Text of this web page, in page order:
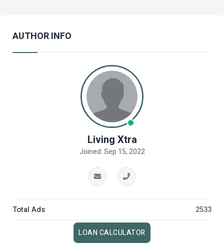
AUTHOR INFO
Living Xtra
Joined: Sep 15, 2022
Total Ads 2533
LOAN CALCULATOR